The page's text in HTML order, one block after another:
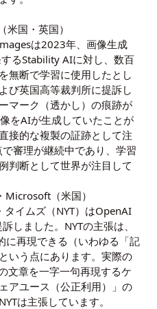
国・英国）
は2023年、画像生成
るStability AIに対し、数百
無断で学習に使用したとし
び英国高等裁判所に提訴し
マーク（透かし）の痕跡が
をAIが生成していたことが
接的な複製の証跡として注
審理が継続中であり、学習
判断として世界が注目して
（米国）
イムズ（NYT）はOpenAI
しました。NYTの主張は、
に再現できる（いわゆる「記
いう点にあります。実際の
文章を一字一句再現するケ
アユース（公正利用）」の
は主張しています。